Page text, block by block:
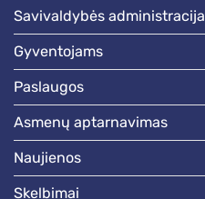
savivaldybės administracija
gyventojams
paslaugos
asmenų aptarnavimas
naujienos
skelbimai